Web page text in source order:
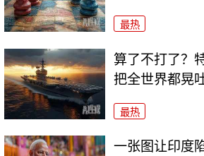
最热
算了不打了？
把全世界都晃
最热
一张图让印度